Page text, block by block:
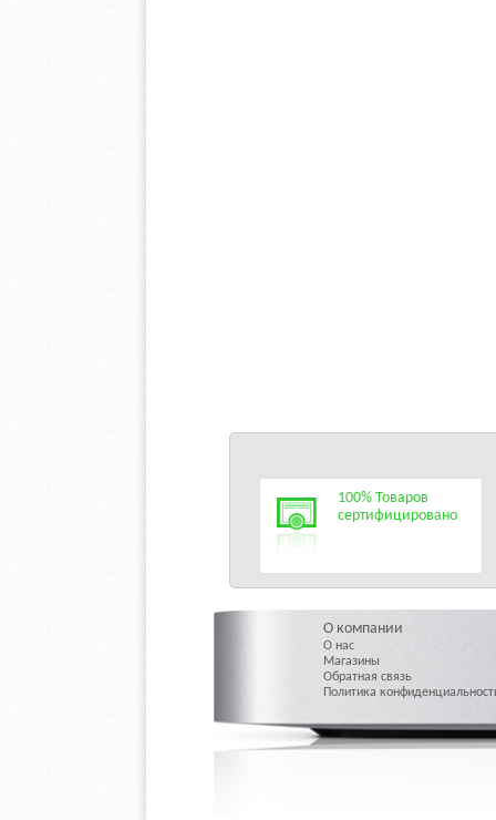
100% Товаров
сертифицировано
О компании
О нас
Магазины
Обратная связь
Политика